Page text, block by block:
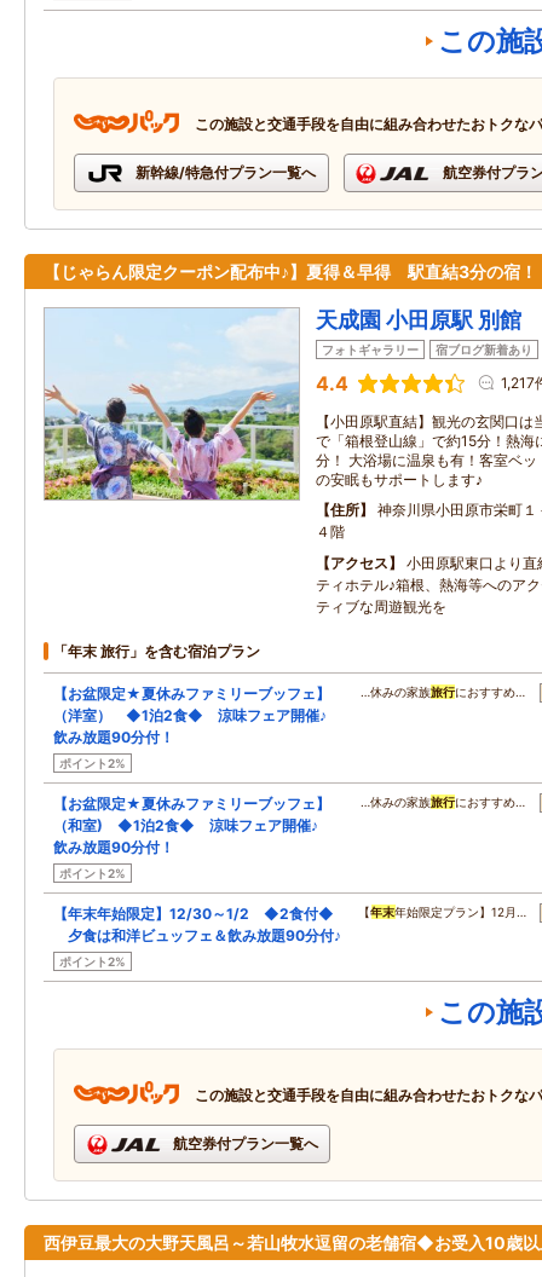
この施
この施設と交通手段を自由に組み合わせたおトクな
新幹線/特急付プラン一覧へ 航空券付プラ
【じゃらん限定クーポン配布中♪】夏得＆早得 駅直結3分の宿！
天成園 小田原駅 別館
フォトギャラリー 宿ブログ新着あり
4.4 1,217
【小田原駅直結】観光の玄関口
で「箱根登山線」で約15分！熱
分！ 大浴場に温泉も有！客室ベ
の安眠もサポートします♪
住所
神奈川県小田原市栄町
４階
アクセス
小田原駅東口より
ティホテル♪箱根、熱海等へのア
ティブな周遊観光を
「年末 旅行」を含む宿泊プラン
【お盆限定★夏休みファミリーブッフェ】
（洋室） ◆1泊2食◆ 涼味フェア開催♪
飲み放題90分付！
ポイント2%
…休みの家族旅行におすすめ…
【お盆限定★夏休みファミリーブッフェ】
（和室) ◆1泊2食◆ 涼味フェア開催♪
飲み放題90分付！
ポイント2%
…休みの家族旅行におすすめ…
【年末年始限定】12/30～1/2 ◆2食付◆
夕食は和洋ビュッフェ＆飲み放題90分付♪
ポイント2%
【年末年始限定プラン】12月…
この施
この施設と交通手段を自由に組み合わせたおトクな
航空券付プラン一覧へ
西伊豆最大の大野天風呂～若山牧水逗留の老舗宿◆お受入10歳